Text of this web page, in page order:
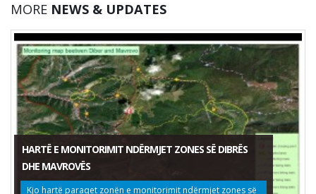
MORE NEWS & UPDATES
HARTË E MONITORIMIT NDËRMJET ZONES SË DIBRËS
DHE MAVROVËS
Kjo hartë paraqet zonën e monitorimit ndërmjet zones së